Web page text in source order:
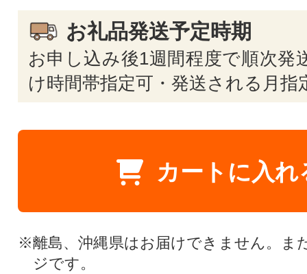
お礼品発送予定時期
お申し込み後1週間程度で順次発
け時間帯指定可・発送される月指
カートに入れ
※離島、沖縄県はお届けできません。ま
ジです。